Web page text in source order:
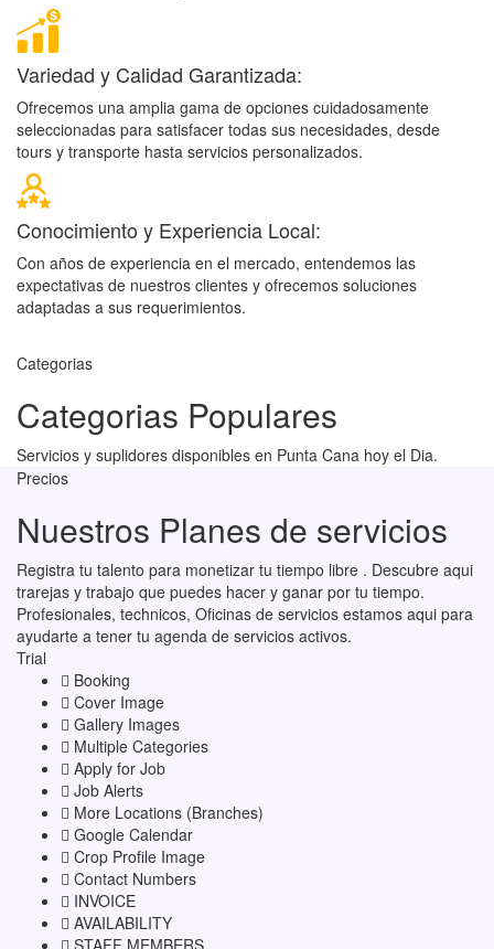
Variedad y Calidad Garantizada:
Ofrecemos una amplia gama de opciones cuidadosamente
seleccionadas para satisfacer todas sus necesidades, desde
tours y transporte hasta servicios personalizados.
Conocimiento y Experiencia Local:
Con años de experiencia en el mercado, entendemos las
expectativas de nuestros clientes y ofrecemos soluciones
adaptadas a sus requerimientos.
Categorias
Categorias Populares
Servicios y suplidores disponibles en Punta Cana hoy el Dia.
Precios
Nuestros Planes de servicios
Registra tu talento para monetizar tu tiempo libre . Descubre aqui
trarejas y trabajo que puedes hacer y ganar por tu tiempo.
Profesionales, technicos, Oficinas de servicios estamos aqui para
ayudarte a tener tu agenda de servicios activos.
Trial
Booking
Cover Image
Gallery Images
Multiple Categories
Apply for Job
Job Alerts
More Locations (Branches)
Google Calendar
Crop Profile Image
Contact Numbers
INVOICE
AVAILABILITY